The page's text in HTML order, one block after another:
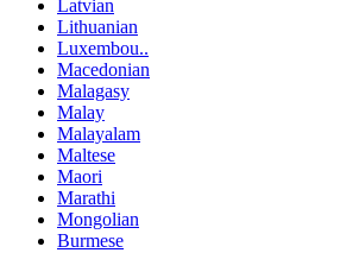
Latvian
Lithuanian
Luxembou..
Macedonian
Malagasy
Malay
Malayalam
Maltese
Maori
Marathi
Mongolian
Burmese